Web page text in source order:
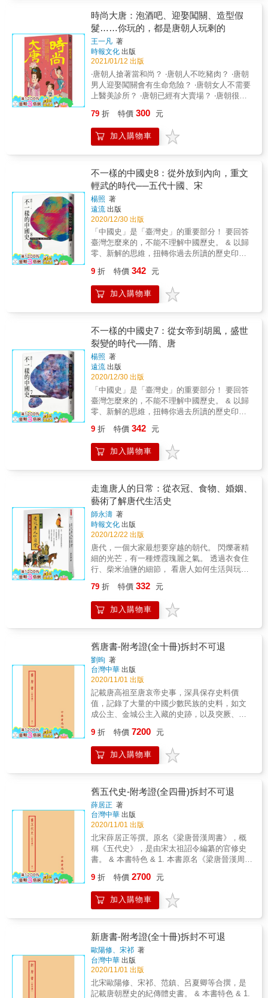
弱肉強食的叢林法則，是不存在租或借的。
通識讀物。
時尚大唐：泡酒吧、迎娶闖關、造型假
髮……你玩的，都是唐朝人玩剩的
王一凡 著
時報文化 出版
2021/01/12 出版
‧唐朝人搶著當和尚？ ‧唐朝人不吃豬肉？ ‧唐朝
男人迎娶闖關會有生命危險？ ‧唐朝女人不需要
上醫美診所？ ‧唐朝已經有大賣場？ ‧唐朝很多
口就來句唐詩？ 大唐風俗文化全紀錄！ 唐朝是
中國歷史輝煌的王朝之一，無論是政治制度、
經濟水準、軍事力量、人口數量，還是國土疆
萬國來朝；各色人種、文化，各種風俗、習
慣，各種知識、觀念交流碰撞，形成唐朝社會
獨一無二的生活圖景。 本書從飲食、裝扮、婚
戀、居住、宗教、文化教育、醫療衛生、出行
購物等各方面，重現唐朝宮廷與百姓的實際生
活狀態，展現出一幅唐朝人日常生活的立體場
景圖。 讀完這本書，你可說是半個唐朝人了！
【讀完這本書，你會愛上唐朝】 唐朝，一副富
庶繁榮、萬國來朝，恨不得把錢灑在天空的形
象，它是中國文明最繁榮的一段時光，論文化
都難以望其項背。白居易〈長恨歌〉描述：
「憶昔開元全盛日，小邑猶藏萬家室。稻米流
脂粟米白，公私倉廩俱豐實。」一首詩便道出
如果把中國歷朝歷代比喻為一個大班級，唐朝
就是在學校會讀書又會玩的高材生。正是在唐
朝，中國和西域的交往開始頻繁密切，商業貿
易呈現大幅上升，當時長安城裡，每日熱鬧非
凡，〈長安古意〉云：「長安大道連狹斜，青
牛白馬七香車。玉輦縱橫過主第，金鞭絡繹向
侯家。」 文化的多元體現在唐朝人的生活，綜
合國力的強盛，打開唐朝人的眼界，平民的人
詩與遠方。活力的大唐，誕生出中國最人性的
盛世，我們再舉三個領先時代的例子來看：
一、離婚：唐朝是少數尊重女性的離婚自主權
的年代，官方開始主導協議離婚，在當時叫
「和離」。 二、住房：唐朝對貧富差距十分看
重，住房之上人人平等，不許有錢的大爺們蓋
高大的房子「造樓閣臨視人家」。 三、宗教：
一個人在衣食無虞時往往會追尋精神上的自
由，而玄奘大師的求經之路正是這個時候才能
有的故事。 除此之外，大唐是少數女人地位得
到重視的朝代，女性可以大膽裝飾自己的外
貌，看看她們如何梳妝打扮，將錦羅玉衣一層
一層地穿搭起來，我們會驚訝地發現，這些古
人絲毫不亞於現代的時尚大家。 也許就現代的
眼光看來，唐朝的時尚至今仍有我們無法比肩
之處，在那樣國力強盛至極的時代，開放程度
會有令人驚異，我們可以從書籍中慢慢細品。
這本書最特別的地方在於跳出常規的論述，擺
主題焦點拉近到人的層面，細聽其娓娓道來，
分頭講述唐朝的飲食文化、穿搭藝術、婚姻愛
情、居住買房、宗教哲學，走進長安城的繁華
景象，在街道上觀賞春天的牡丹花，聆聽人群
的歡聲笑語。 盛唐雖然已是一千年以前的事
情，我們卻能以文字來重新憶起強盛時代的立
體形象。唐朝是時尚的，是迷人的，讀完這本
淵 「歷史說書人History Storyteller」粉專創
木 臺北市立建國高中歷史科教師 龔元之 北
京師範大學－香港浸會大學聯合國際學院助理
教授 穿越推薦（依姓氏筆畫排序）
79 折 特價 300 元
加入購物車
不一樣的中國史8：從外放到內向，重文
輕武的時代──五代十國、宋
楊照 著
遠流 出版
2020/12/30 出版
「中國史」是「臺灣史」的重要部分！ 要回答
臺灣怎麼來的，不能不理解中國歷史。 & 以歸
零、新解的思維，扭轉你過去所讀的歷史印象
── & 由唐到宋，中間有個古怪的五代十國。那
是藩鎮的更高階段，是武人治國下荒唐又裂解
的特殊時期。宋朝立國的「祖宗家法」，明顯
了空前絕後的文人文化。 唐代是外放的，宋代
是內向的。由唐到宋，中國正式步入「近
世」。棄儒入賈的自由民崛起，高度發達的城
市生活，戲文小說等活潑創造；文人、商業、
都市，成為最重要的近世元素。 作為宋代文
人，不可能和琴棋書畫絕緣。文人的「琴」不
假設聽者，只為知音而奏；圍「棋」簡單卻高
度抽象，中國遊戲遂重視大腦超過重視感官；
「書」追求框架中的自由，宋人好臨帖，蘇軾
卻強調以個性寫字；文人「畫」則是將現實經
想上的兩大異彩，彼此競爭著助人安頓身心的
權威。禪宗是「破」的運動，「棒喝」教法使
其風格有一種瘋狂喜劇性；理學則從儒家觀念
生命之學。 & 【突破看點】& ◆「近世」概念
怎麼來的？它的最大特色？ ◆深入理解宋朝的
「祖宗家法」 ◆琴、棋、書、畫，趣看中國的
文人文化 ◆什麼是機鋒、棒喝？重新認識禪宗
◆宋明理學為何是教人自由的學問？& & 【系
列特色】（共13冊，陸續出版中） ◆這是為臺
灣讀者而寫的中國通史──只看臺灣，不可能真
正認識臺灣。從臺灣主體性出發，中國史是構
言」，又超越「一家之見」──楊照自比為「二
術基礎上，為讀者進行有意義的選擇，建立有
意義的觀點。 ◆全「新」的讀史方法──考古挖
掘、敦煌文獻、大內檔案&hellip;&hellip;，王國
維、陳寅恪等開啟的新史學革命，以及中、
臺、日和歐美學界的新研究成果，充分運用近
百年新史料、新觀點，取代傳統舊說法。 ◆用
問題邀請讀者──探討歷史運作的深層邏輯，不
只學What（歷史上發生了什麼），更要探究
How and Why（這些事如何發生，為什麼會發
生）。 ◆點燃思考的靈光──從社會型態、民生
經濟、食衣住行、文化思想的角度切入，關注
歷史變化脈絡，自然而然引導獨立思辨的能
力。 ◆學習「活」的歷史──打破傳統帝王將相
的「王朝史觀」，去除「中國同質性文化」的
假設，改用「求異」的眼光，凸顯長久以來被
忽視或誤讀的現象。 ◆清奇的「說史」方式──
更有啟迪思考的深度與廣度。
9 折 特價 342 元
加入購物車
不一樣的中國史7：從女帝到胡風，盛世
裂變的時代──隋、唐
楊照 著
遠流 出版
2020/12/30 出版
「中國史」是「臺灣史」的重要部分！ 要回答
臺灣怎麼來的，不能不理解中國歷史。 & 以歸
零、新解的思維，扭轉你過去所讀的歷史印象
── & 隋唐帝國是中國中古時代的一個異數，是
在分裂性格時代中的統合時期。從北朝到隋
朝，像拼圖般一塊塊找到對的位置拚起了全新
唐朝從來都不是貫通一致的時代，唐朝的文
化、生活，甚至統治形態、經濟脈絡、社會活
動，都應該分為四個段落來看待：武則天稱帝
結束前的初唐、安史之亂爆發前的盛唐、憲宗
死於宦官之手前的中唐，以及混亂不安的晚
的審美觀、較平等的兩性關係；唐朝誕生了詩
的巔峰，唐詩講對仗、重才氣，創造的是「尺
幅江山」，更是連結文人集團的時代工具；唐
朝也萌芽了復古運動，文章強調「有我」、以
& 唐太宗成為「天可汗」，其實是對朝代觀的
一種退讓；幾乎傾覆朝廷的「安史之亂」，讓
前後李唐判若兩朝；而藩鎮的武力割據，終致
點】 ◆重新認識北朝、隋朝在政制上的作為 ◆
大唐的四階段性格，與所謂的「盛世詛咒」 ◆
唐代的胡人、女子，和有趣的社會生活 ◆深入
認識唐詩的黃金時代，及古文運動 ◆科舉如何
打擊門第，藩鎮如何崛起 & 【系列特色】（共
13冊，陸續出版中） ◆這是為臺灣讀者而寫的
中國通史──只看臺灣，不可能真正認識臺灣。
史的重要部分。 & ◆既是「一家之言」，又超
越「一家之見」──楊照自比為「二手研究整合
者」，站在前輩同輩學者的龐大學術基礎上，
為讀者進行有意義的選擇，建立有意義的觀
煌文獻、大內檔案&hellip;&hellip;，王國維、陳
寅恪等開啟的新史學革命，以及中、臺、日和
歐美學界的新研究成果，充分運用近百年新史
料、新觀點，取代傳統舊說法。 & ◆用問題邀
請讀者──探討歷史運作的深層邏輯，不只學
What（歷史上發生了什麼），更要探究How
and Why（這些事如何發生，為什麼會發
生）。 & ◆點燃思考的靈光──從社會型態、民
生經濟、食衣住行、文化思想的角度切入，關
力。 & ◆學習「活」的歷史──打破傳統帝王將
相的「王朝史觀」，去除「中國同質性文化」
的假設，改用「求異」的眼光，凸顯長久以來
式──既有平易酣暢的故事感，亦有歷史的現場
感，更有啟迪思考的深度與廣度。
9 折 特價 342 元
加入購物車
走進唐人的日常：從衣冠、食物、婚姻、
藝術了解唐代生活史
師永濤 著
時報文化 出版
2020/12/22 出版
唐代，一個大家最想要穿越的朝代。 閃爍著精
細的光芒，有一種煙霞瑰麗之氣。 透過衣食住
行、柴米油鹽的細節， 看唐人如何生活與玩
子，我們稱它做日常。 一塊美味燒餅，能滿足
生活間隙中的口腹之慾； 一件華美衣裳，成為
點綴日子的火花，光芒極其微小但令人炫目。
象，透過十二個主題，從人們熱衷追逐「唐朝
夢」談起，講述外來文明對唐人的影響、衣
冠、貴族與平民生活、食物、城市、婚姻、科
舉、藝術等，顯現唐人豐富多元的生活樣態。
在國強民富的唐代過生活，有哪些讓人嘖嘖稱
奇的故事呢？ 「食衣住行育樂」是二十一世紀
的我們重視的民生課題，七至九世紀的唐朝百
姓，同樣為此汲汲營營。 & 飲食與禮制 我們除
了把白米飯做為主食外，對美式速食、日式料
五時，就想揪三五好友相聚聊是非。而「稻
米」成為中國人主要的糧食作物，居然是因為
安史之亂爆發，波及北方糧食「粟」的產地，
食，如饆饠、燒餅、胡餅、搭納等種類多樣，
大幅改變舊有飲食文化。貴族們熱衷於「宴
飲」聚會、奢靡社交，同時不吝於展現自我權
力與禮制。 & 婚姻與服飾 現代女性審美與愛自
己的觀念高漲，追隨流行、注重穿著打扮與首
飾配件，自由戀愛更已成普世價值。同樣地，
唐朝，是史上民風最開放、女性高度自主、也
人的細袖窄裙，在唐代初年風靡全國；名為
「羃籬」的胡人帽子，更成為時髦的穿搭小
物；女性也能自信選擇男裝或袒胸裝，並擁有
希望藉此翻轉階級，尋求更好的生活。回到唐
朝，讀書人的壓力同樣巨大。而科舉制度的完
善，除了造就「神童」輩出，也有效打破血緣
世襲和世族壟斷，底層人民才有辦法出頭天。
& 本書特色 & 1. 從宮廷宴會、田居生活、糧食
稻作、金銀器具等「話題」出發，還原唐代食
79 折 特價 332 元
加入購物車
舊唐書-附考證(全十冊)拆封不可退
劉昫 著
台灣中華 出版
2020/11/01 出版
記載唐高祖至唐哀帝史事，深具保存史料價
值，記錄了大量的中國少數民族的史料，如文
成公主、金城公主入藏的史跡，以及突厥、回
& 1. 本書記載唐高祖至唐哀帝史事，深具保存
史料價值，記錄了大量的中國少數民族的史
料。 2. 包含突厥、回紇、吐蕃、契丹等多民族
校刊 &
9 折 特價 7200 元
加入購物車
舊五代史-附考證(全四冊)拆封不可退
薛居正 著
台灣中華 出版
2020/11/01 出版
北宋薛居正等撰。原名《梁唐晉漢周書》，概
稱《五代史》，是由宋太祖詔令編纂的官修史
書。 & 本書特色 & 1. 本書原名《梁唐晉漢周
的官修史書。 2. 北宋名臣、史學家薛居正等
撰。 3. 版本：上海中華書局據武英殿本校刊 &
9 折 特價 2700 元
加入購物車
新唐書-附考證(全十冊)拆封不可退
歐陽修、宋祁 著
台灣中華 出版
2020/11/01 出版
北宋歐陽修、宋祁、范鎮、呂夏卿等合撰，是
記載唐朝歷史的紀傳體史書。 & 本書特色 & 1.